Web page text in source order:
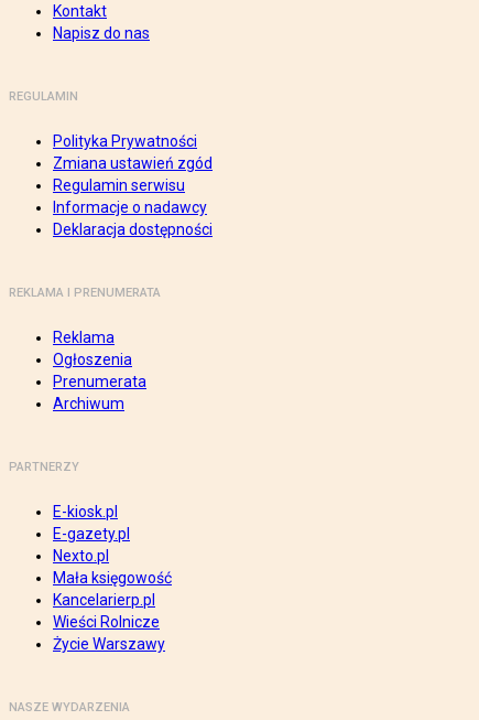
Kontakt
Napisz do nas
REGULAMIN
Polityka Prywatności
Zmiana ustawień zgód
Regulamin serwisu
Informacje o nadawcy
Deklaracja dostępności
REKLAMA I PRENUMERATA
Reklama
Ogłoszenia
Prenumerata
Archiwum
PARTNERZY
E-kiosk.pl
E-gazety.pl
Nexto.pl
Mała księgowość
Kancelarierp.pl
Wieści Rolnicze
Życie Warszawy
NASZE WYDARZENIA